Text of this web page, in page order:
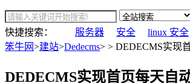
快捷搜索： 服务器 安全 linux 安全
笨牛网>建站>Dedecms> > DEDECMS实现
DEDECMS实现首页每天自